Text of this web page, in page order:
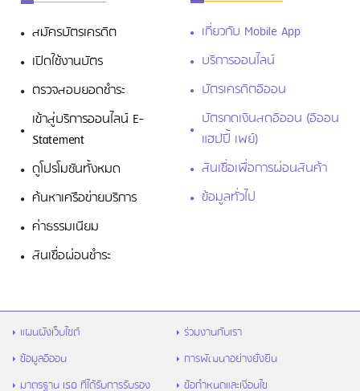
สมัครบัตรเครดิต
เปิดใช้งานบัตร
ตรวจสอบยอดชำระ
เข้าสู่บริการออนไลน์ E-
Statement
ดูโปรโมชันทั้งหมด
ค้นหาเครือข่ายบริการ
ค่าธรรมเนียม
สินเชื่อผ่อนชำระ
เกี่ยวกับ Mobile App
บริการออนไลน์
บัตรเครดิตอิออน
บัตรกดเงินสดอิออน (อิออน
แฮปปี้ เพย์)
สินเชื่อเพื่อการผ่อนสินค้า
ข้อมูลทั่วไป
แผนผังเว็บไซต์
ร่วมงานกับเรา
ข้อมูลอิออน
การพัฒนาอย่างยั่งยืน
มาตรฐาน ISO ที่ได้รับการรับรอง
ข้อกำหนดและเงื่อนไข